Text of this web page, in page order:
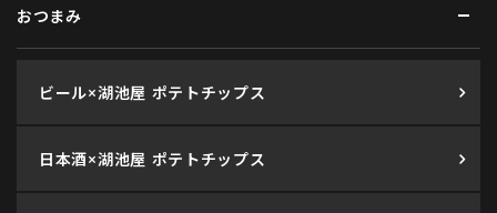
おつまみ
ビール×湖池屋 ポテトチップス
日本酒×湖池屋 ポテトチップス